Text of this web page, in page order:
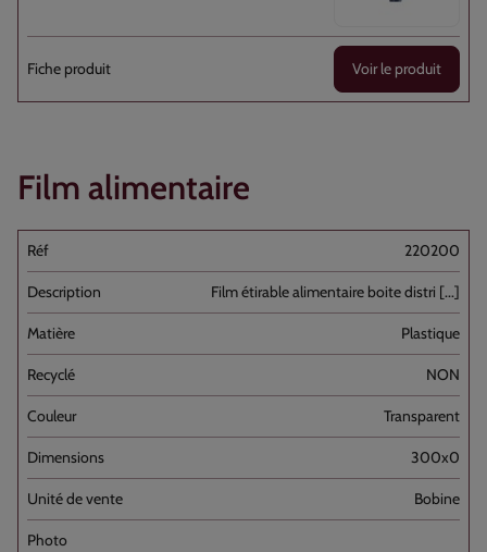
Voir le produit
Film alimentaire
220200
Film étirable alimentaire boite distri [...]
Plastique
NON
Transparent
300x0
Bobine